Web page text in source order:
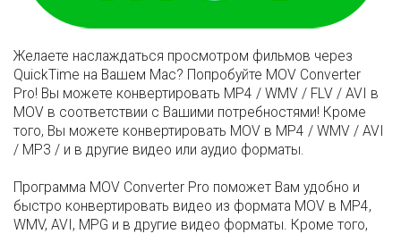
Желаете наслаждаться просмотром фильмов через
QuickTime на Вашем Mac? Попробуйте MOV Converter
Pro! Вы можете конвертировать MP4 / WMV / FLV / AVI в
MOV в соответствии с Вашими потребностями! Кроме
того, Вы можете конвертировать MOV в MP4 / WMV / AVI
/ MP3 / и в другие видео или аудио форматы.
Программа MOV Converter Pro поможет Вам удобно и
быстро конвертировать видео из формата MOV в MP4,
WMV, AVI, MPG и в другие видео форматы. Кроме того,